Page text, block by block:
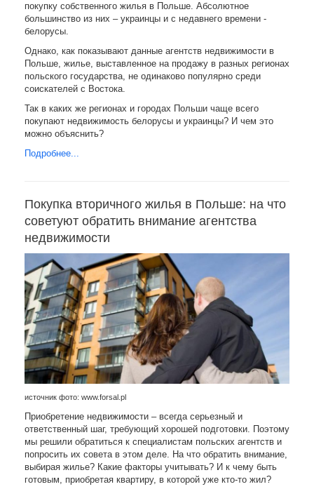
покупку собственного жилья в Польше. Абсолютное
большинство из них – украинцы и с недавнего времени -
белорусы.
Однако, как показывают данные агентств недвижимости в
Польше, жилье, выставленное на продажу в разных регионах
польского государства, не одинаково популярно среди
соискателей с Востока.
Так в каких же регионах и городах Польши чаще всего
покупают недвижимость белорусы и украинцы? И чем это
можно объяснить?
Подробнее...
Покупка вторичного жилья в Польше: на что
советуют обратить внимание агентства
недвижимости
источник фото: www.forsal.pl
Приобретение недвижимости – всегда серьезный и
ответственный шаг, требующий хорошей подготовки. Поэтому
мы решили обратиться к специалистам польских агентств и
попросить их совета в этом деле. На что обратить внимание,
выбирая жилье? Какие факторы учитывать? И к чему быть
готовым, приобретая квартиру, в которой уже кто-то жил?